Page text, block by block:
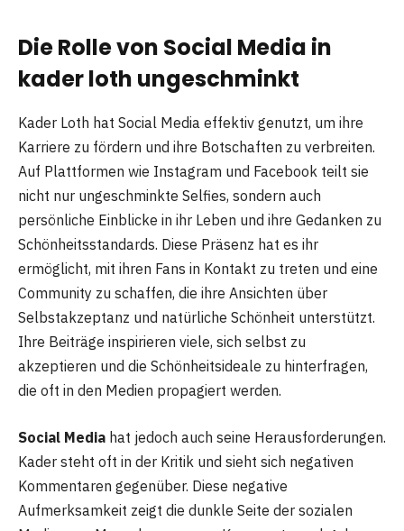
Die Rolle von Social Media in
kader loth ungeschminkt
Kader Loth hat Social Media effektiv genutzt, um ihre
Karriere zu fördern und ihre Botschaften zu verbreiten.
Auf Plattformen wie Instagram und Facebook teilt sie
nicht nur ungeschminkte Selfies, sondern auch
persönliche Einblicke in ihr Leben und ihre Gedanken zu
Schönheitsstandards. Diese Präsenz hat es ihr
ermöglicht, mit ihren Fans in Kontakt zu treten und eine
Community zu schaffen, die ihre Ansichten über
Selbstakzeptanz und natürliche Schönheit unterstützt.
Ihre Beiträge inspirieren viele, sich selbst zu
akzeptieren und die Schönheitsideale zu hinterfragen,
die oft in den Medien propagiert werden​.
Social Media hat jedoch auch seine Herausforderungen.
Kader steht oft in der Kritik und sieht sich negativen
Kommentaren gegenüber. Diese negative
Aufmerksamkeit zeigt die dunkle Seite der sozialen